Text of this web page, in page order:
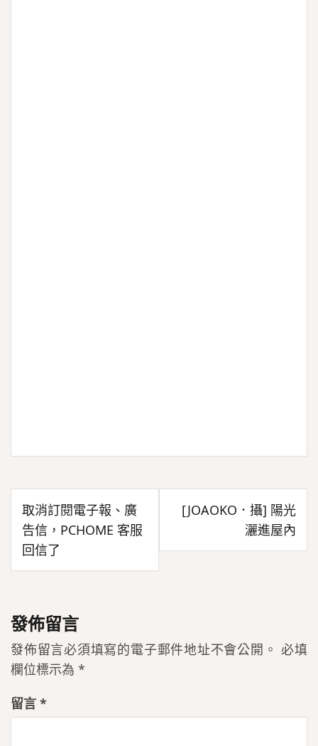
文
章
導
覽
取消訂閱電子報、廣
告信，PCHOME 客服
回信了
[JOAOKO．攝] 陽光
灑進屋內
發佈留言
發佈留言必須填寫的電子郵件地址不會公開。 必填
欄位標示為 *
留言 *